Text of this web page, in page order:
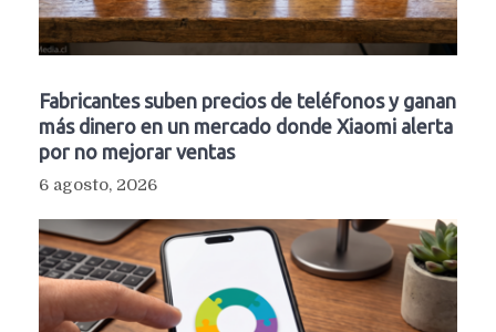
Fabricantes suben precios de teléfonos y ganan
más dinero en un mercado donde Xiaomi alerta
por no mejorar ventas
6 agosto, 2026